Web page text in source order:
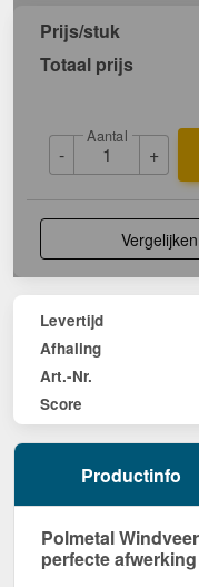
Prijs/stuk
Totaal prijs
-
Aantal
+
Vergelijken
Levertijd
Afhaling
Art.-Nr.
Score
Productinfo
Polmetal
perfecte